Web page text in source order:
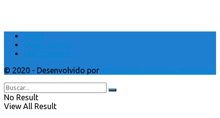
Home
Quem Somos
Fale Conosco
© 2020 - Desenvolvido por Webmundo soluções Interativas
No Result
View All Result